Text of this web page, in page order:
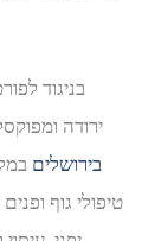
בניגוד
ירודה
בירושלים
טיפולי גוף